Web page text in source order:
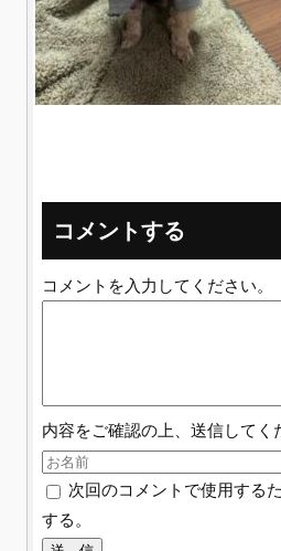
コメントする
コメントを入力してください。
内容をご確認の上、送信してく
次回のコメントで使用する
する。